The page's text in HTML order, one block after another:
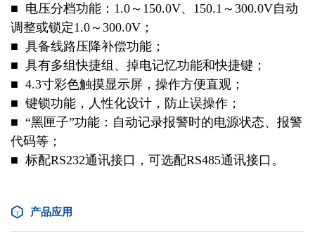
■ 电压分档功能：1.0～150.0V、150.1～300.0V自动
调整或锁定1.0～300.0V；
■ 具备线路压降补偿功能；
■ 具有多组快捷组、掉电记忆功能和快捷键；
■ 4.3寸彩色触摸显示屏，操作方便直观；
■ 键锁功能，人性化设计，防止误操作；
■ “黑匣子”功能：自动记录报警时的电源状态、报警
代码等；
■ 标配RS232通讯接口，可选配RS485通讯接口。
产品应用